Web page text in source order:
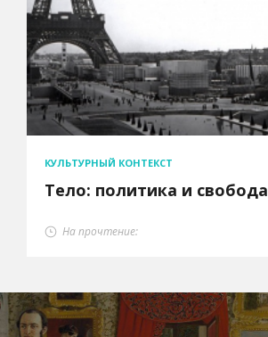
КУЛЬТУРНЫЙ КОНТЕКСТ
Тело: политика и свобода
На прочтение: